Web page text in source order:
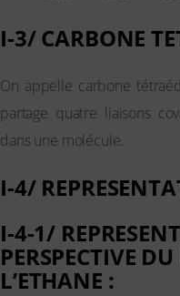
I-3/ CARBONE
On appelle carbone
partage quatre liaisons
dans une molécule.
I-4/
I-4-1/
PERSPECTIVE
L’ETHANE :